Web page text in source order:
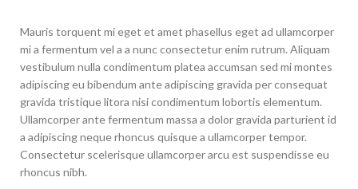
Mauris torquent mi eget et amet phasellus eget ad ullamcorper
mi a fermentum vel a a nunc consectetur enim rutrum. Aliquam
vestibulum nulla condimentum platea accumsan sed mi montes
adipiscing eu bibendum ante adipiscing gravida per consequat
gravida tristique litora nisi condimentum lobortis elementum.
Ullamcorper ante fermentum massa a dolor gravida parturient id
a adipiscing neque rhoncus quisque a ullamcorper tempor.
Consectetur scelerisque ullamcorper arcu est suspendisse eu
rhoncus nibh.